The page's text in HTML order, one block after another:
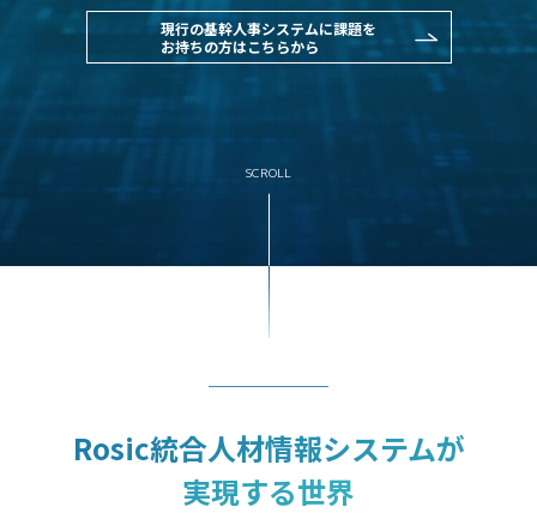
現行の基幹人事システムに課題を
お持ちの方はこちらから
SCROLL
Rosic統合人材情報システムが
実現する世界